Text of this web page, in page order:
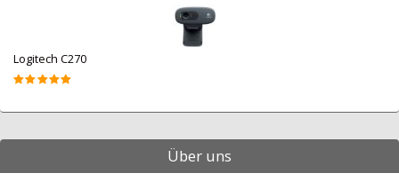
Logitech C270
Über uns